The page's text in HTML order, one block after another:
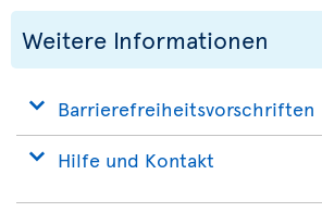
Weitere Informationen
Barrierefreiheitsvorschriften
Hilfe und Kontakt